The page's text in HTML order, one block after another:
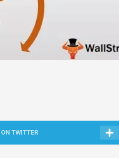
ON TWITTER